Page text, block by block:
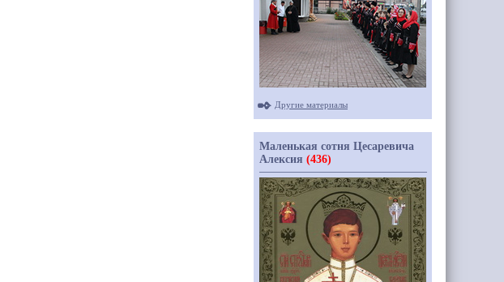
Другие материалы
Маленькая сотня Цесаревича
Алексия (436)